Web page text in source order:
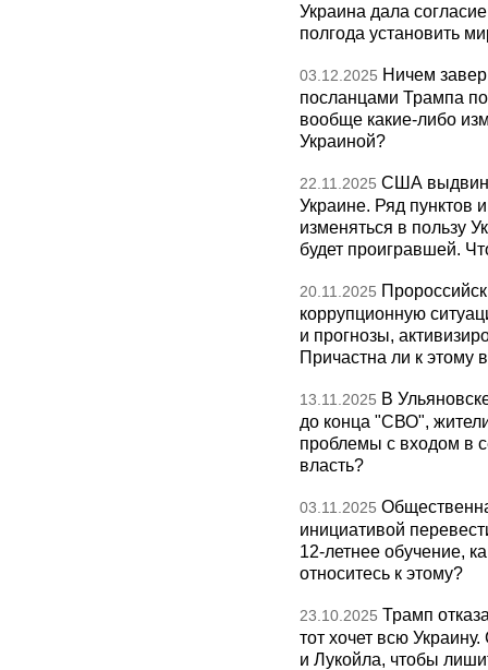
Украина дала
полгода установить
03.12.2025 Ничем
посланцами Трампа
вообще какие-либо
Украиной?
22.11.2025 США
Украине. Ряд пунктов
изменяться в пользу
будет проигравшей.
20.11.2025
коррупционную
и прогнозы,
Причастна ли к этому
13.11.2025 В
до конца "СВО",
проблемы с входом в
власть?
03.11.2025
инициативой
12-летнее обучение,
относитесь к этому?
23.10.2025 Трамп
тот хочет всю
и Лукойла, чтобы